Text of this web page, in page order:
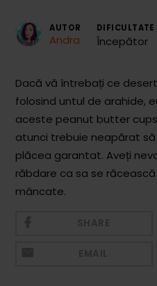
Toate Reţetele
Aperitive
Aperitive Calde
Aperitive Reci
Mezeluri
Ronțăieli
AUTOR
Andra
DIFICULTATE
Începător
Dacă vă întrebați ce
folosind untul de arahide,
aceste peanut butter
atunci trebuie neapărat
plăcea garantat. Aveți
răbdare ca sa se
mâncate.